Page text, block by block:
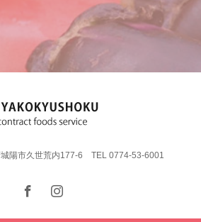
陽市久世荒内177-6 TEL 0774-53-6001